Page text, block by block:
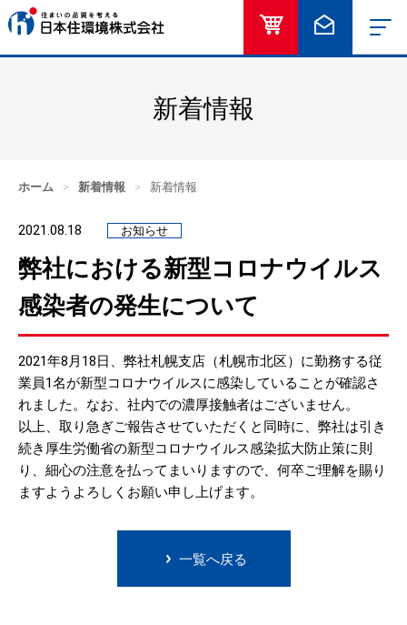
オンラインショ
新着情報
ホーム > 新着情報 > 新着情報
2021.08.18 お知らせ
弊社における新型コロナウイルス
感染者の発生について
2021年8月18日、弊社札幌支店（札幌市北区）に勤務する従
業員1名が新型コロナウイルスに感染していることが確認さ
れました。なお、社内での濃厚接触者はございません。
以上、取り急ぎご報告させていただくと同時に、弊社は引き
続き厚生労働省の新型コロナウイルス感染拡大防止策に則
り、細心の注意を払ってまいりますので、何卒ご理解を賜り
ますようよろしくお願い申し上げます。
一覧へ戻る